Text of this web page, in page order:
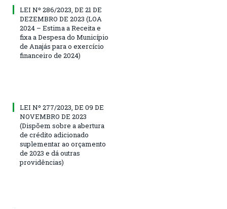
LEI Nº 286/2023, DE 21 DE
DEZEMBRO DE 2023 (LOA
2024 – Estima a Receita e
fixa a Despesa do Município
de Anajás para o exercício
financeiro de 2024)
LEI Nº 277/2023, DE 09 DE
NOVEMBRO DE 2023
(Dispõem sobre a abertura
de crédito adicionado
suplementar ao orçamento
de 2023 e dá outras
providências)